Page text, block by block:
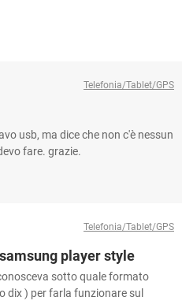
Telefonia/Tablet/GPS
usb, ma dice che non c'è nessun
fare. grazie.
Telefonia/Tablet/GPS
player style
sotto quale formato
dix ) per farla funzionare sul